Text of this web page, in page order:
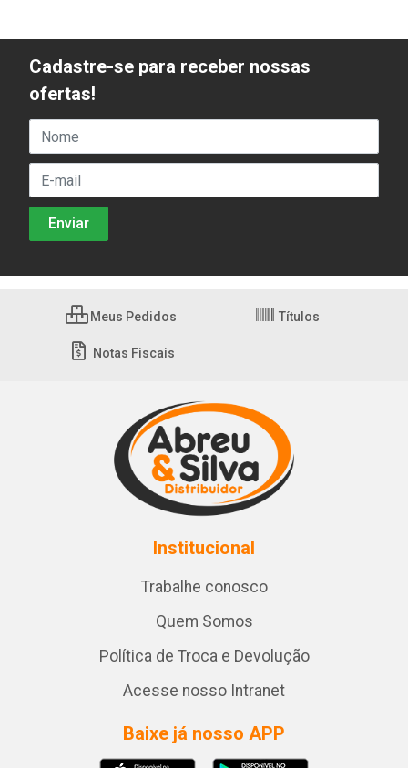
Cadastre-se para receber nossas
ofertas!
Meus Pedidos Títulos
Notas Fiscais
Institucional
Trabalhe conosco
Quem Somos
Política de Troca e Devolução
Acesse nosso Intranet
Baixe já nosso APP